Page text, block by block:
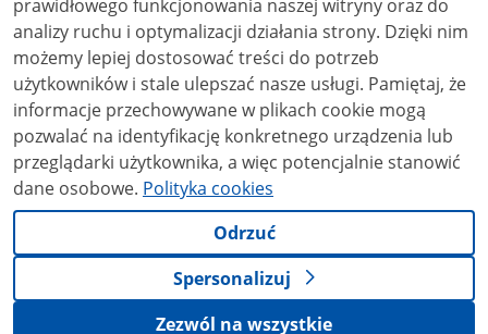
prawidłowego funkcjonowania naszej witryny oraz do
analizy ruchu i optymalizacji działania strony. Dzięki nim
możemy lepiej dostosować treści do potrzeb
użytkowników i stale ulepszać nasze usługi. Pamiętaj, że
informacje przechowywane w plikach cookie mogą
pozwalać na identyfikację konkretnego urządzenia lub
przeglądarki użytkownika, a więc potencjalnie stanowić
dane osobowe. Polityka cookies
Odrzuć
Spersonalizuj
Zezwól na wszystkie